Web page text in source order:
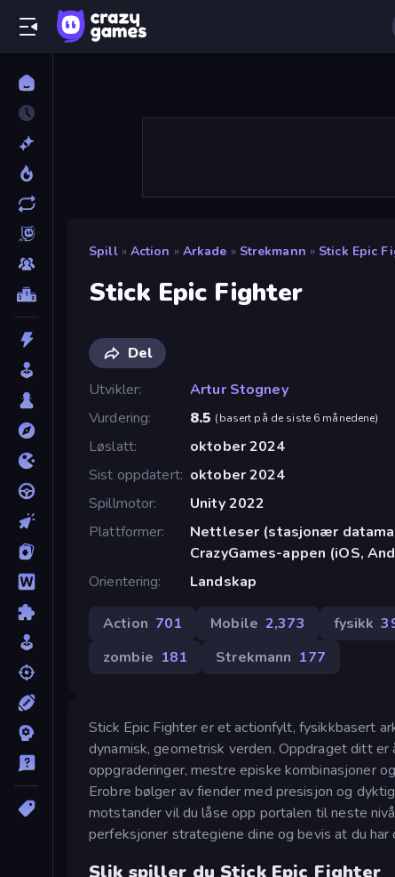
Spill » Action » Arkade » Strekmann » Stick Epic
Stick Epic Fighter
Del
Utvikler
Artur Stogney
Vurdering
8.5 (basert på de siste 6 månedene)
Løslatt
oktober 2024
Sist oppdatert oktober 2024
Spillmotor
Unity 2022
Plattformer
Nettleser (stasjonær
CrazyGames-appen (iOS,
Orientering
Landskap
Action 701 Mobile 2,373 fysikk
zombie 181 Strekmann 177
Stick Epic Fighter er et actionfylt, fysikkbasert
dynamisk, geometrisk verden. Oppdraget ditt
oppgraderinger, mestre episke kombinasjoner
Erobre bølger av fiender med presisjon og
motstander vil du låse opp portalen til neste
perfeksjoner strategiene dine og bevis at du har
Slik spiller du Stick Epic Fighter